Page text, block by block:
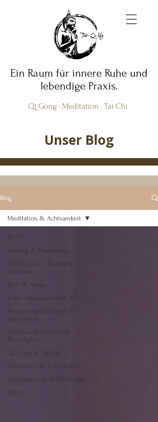
Ein Raum für innere Ruhe und
lebendige Praxis.
Qi Gong · Meditation · Tai Chi
Unser Blog
Blog
BLOG
Atmung & Pranayama
TAO-Qi.life — Kurse &
Angebote
Posts & News
Natur, Jahreszeiten & TCM
Weisheitsgeschichten &
Inspiration
Buddhas Weisheiten &
Philosophie
Qi Gong & Tai Chi
Meditation & Achtsamkeit
Gesundheit & Wohlbefinden
BLOG
Meditation & Achtsamkeit